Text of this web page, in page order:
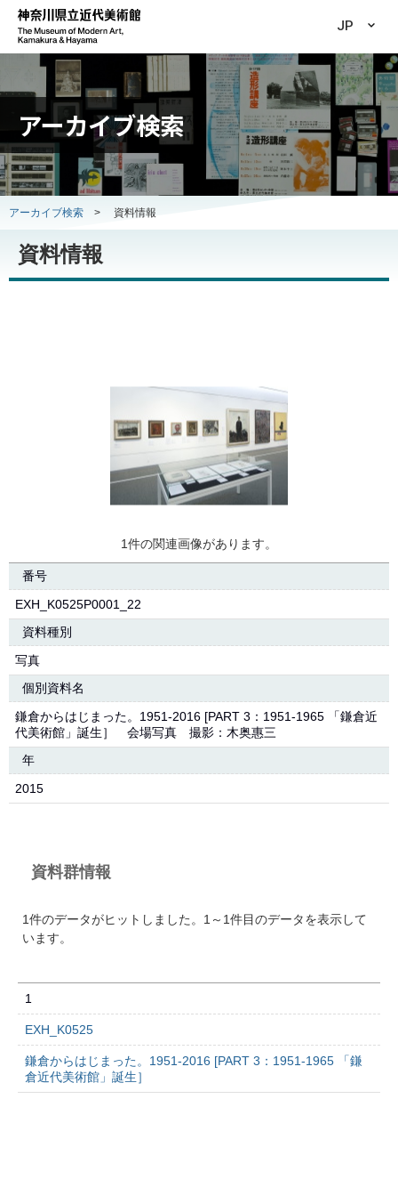
JP
アーカイブ検索
アーカイブ検索 > 資料情報
資料情報
1件の関連画像があります。
番号
EXH_K0525P0001_22
資料種別
写真
個別資料名
鎌倉からはじまった。1951-2016 [PART 3：1951-1965 「鎌倉近
代美術館」誕生］ 会場写真 撮影：木奥惠三
年
2015
資料群情報
1件のデータがヒットしました。1～1件目のデータを表示して
います。
1
EXH_K0525
鎌倉からはじまった。1951-2016 [PART 3：1951-1965 「鎌
倉近代美術館」誕生］